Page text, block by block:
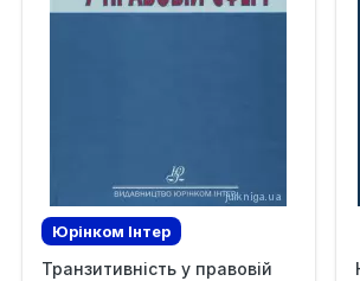
Юрінком Iнтер
Транзитивність у правовій